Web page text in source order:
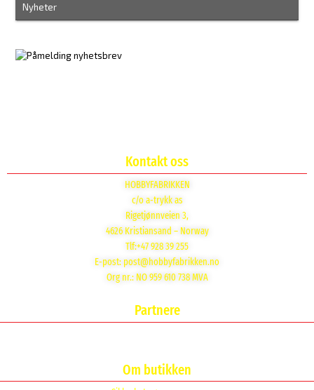
Nyheter
Kontakt oss
HOBBYFABRIKKEN
c/o a-trykk as
Rigetjønnveien 3,
4626 Kristiansand – Norway
Tlf:+47 928 39 255
E-post: post@hobbyfabrikken.no
Org nr.: NO 959 610 738 MVA
Partnere
Om butikken